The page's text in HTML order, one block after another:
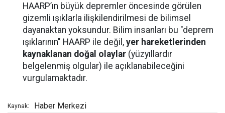
HAARP’ın büyük depremler öncesinde görülen
gizemli ışıklarla ilişkilendirilmesi de bilimsel
dayanaktan yoksundur. Bilim insanları bu "deprem
ışıklarının" HAARP ile değil, yer hareketlerinden
kaynaklanan doğal olaylar (yüzyıllardır
belgelenmiş olgular) ile açıklanabileceğini
vurgulamaktadır.
Kaynak: Haber Merkezi